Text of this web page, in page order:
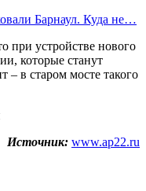
Барнаул. Куда не…
при устройстве нового
которые станут
– в старом мосте такого
Источник: www.ap22.ru